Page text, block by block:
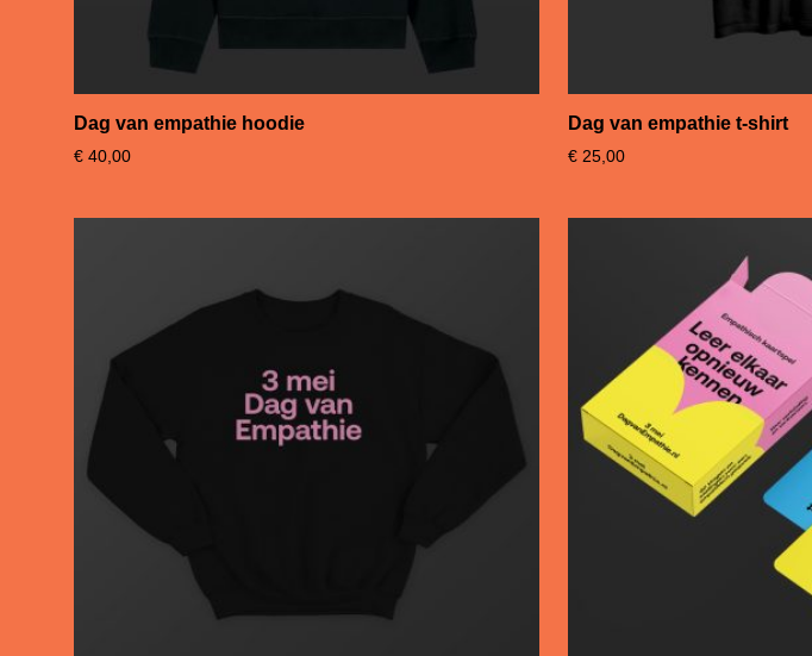
Dag van empathie hoodie
€ 40,00
Dag van empathie t-shirt
€25,00